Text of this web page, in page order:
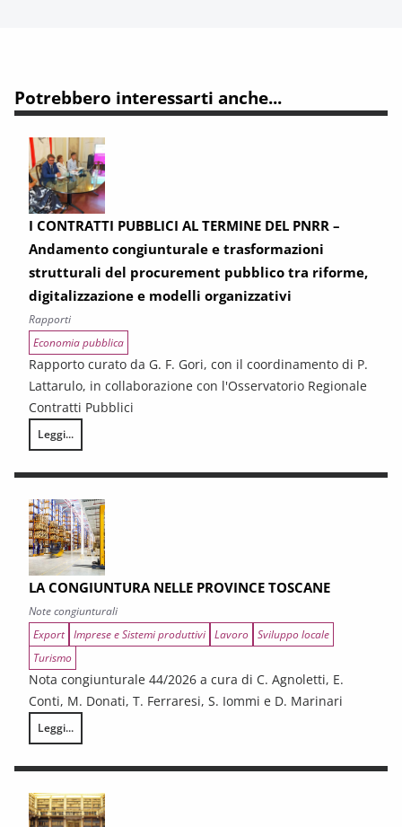
Potrebbero interessarti anche...
I CONTRATTI PUBBLICI AL TERMINE DEL PNRR –
Andamento congiunturale e trasformazioni
strutturali del procurement pubblico tra riforme,
digitalizzazione e modelli organizzativi
Rapporti
Economia pubblica
Rapporto curato da G. F. Gori, con il coordinamento di P.
Lattarulo, in collaborazione con l'Osservatorio Regionale
Contratti Pubblici
Leggi...
I CONTRATTI PUBBLICI AL TERMINE DEL PNRR – Andamento
LA CONGIUNTURA NELLE PROVINCE TOSCANE
Note congiunturali
Export Imprese e Sistemi produttivi Lavoro Sviluppo locale
Turismo
Nota congiunturale 44/2026 a cura di C. Agnoletti, E.
Conti, M. Donati, T. Ferraresi, S. Iommi e D. Marinari
Leggi...
LA CONGIUNTURA NELLE PROVINCE TOSCANE